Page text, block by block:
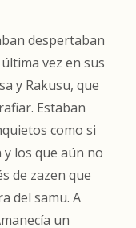
despertaban
vez en sus
y Rakusu, que
Estaban
como si
y los que aún no
de zazen que
del samu. A
un